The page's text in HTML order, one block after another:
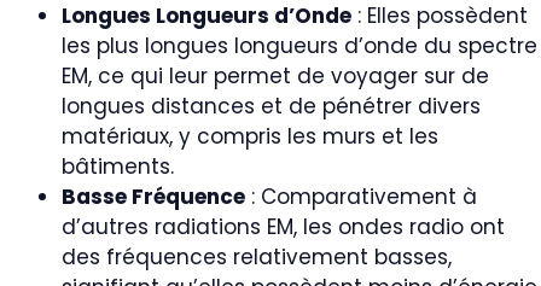
Longues Longueurs d’Onde : Elles possèdent
les plus longues longueurs d’onde du spectre
EM, ce qui leur permet de voyager sur de
longues distances et de pénétrer divers
matériaux, y compris les murs et les
bâtiments.
Basse Fréquence : Comparativement à
d’autres radiations EM, les ondes radio ont
des fréquences relativement basses,